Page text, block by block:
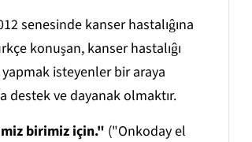
senesinde kanser hastalıĝına
konuşan, kanser hastalıĝı
isteyenler bir araya
destek ve dayanak olmaktır.
birimiz için." ("Onkoday el